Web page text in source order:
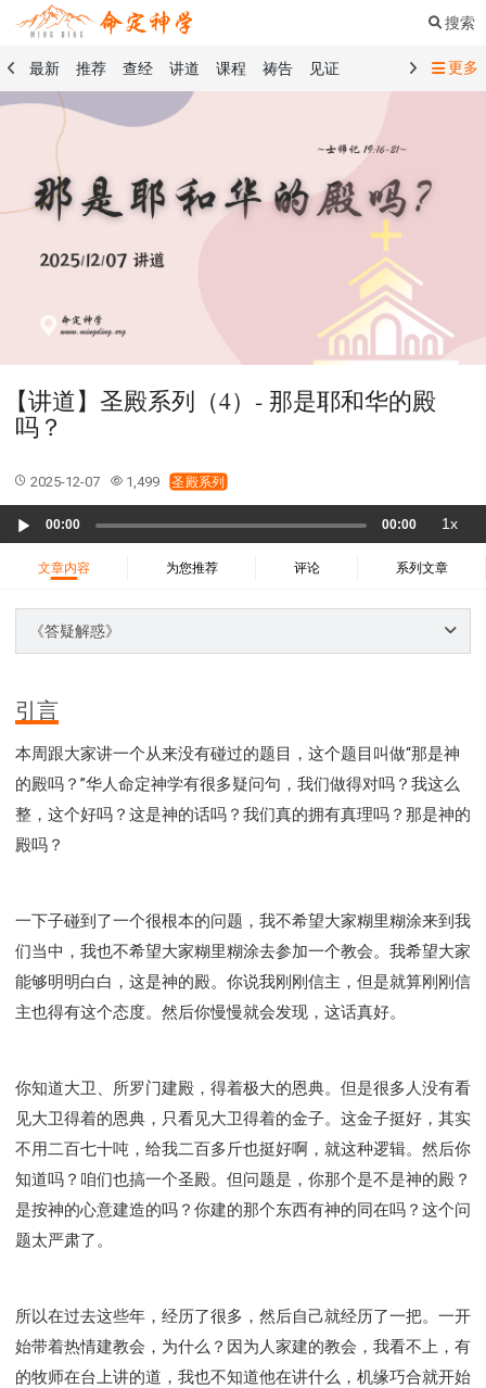
搜索
最新 推荐 查经 讲道 课程 祷告
见证
命定音乐
命定奉献
祷告精选
见证精选
洗礼礼文
圣餐礼文 01 创世记
02 出埃及记
07 士师记
08 路得记
15 以斯拉记
18 约伯记
19 诗篇
20 箴言 21 传道书
23 以赛亚书
25 耶利米哀歌
27 但以理书
28 何西阿书
29 约珥书
37 哈该书
38 撒迦利亚书
39 玛拉基书
40 马太福音
41 马可福音
42 路加福音
49 以弗所书
52 帖撒罗尼迦前书
53 帖撒罗尼迦后书
57 腓利门书
61 彼得后书
62 约翰一书
63 约翰二书
64 约翰三书
65 犹大书 66 启示录
圣经故事
神的愤怒系列
教会系列
智慧愚昧与狂妄
争战系列
管理系列
信仰根基系列 命定系列
建立荣耀教会
赶鬼系列
认识魔鬼的诡计
神所喜悦的人
彰显神愤怒的器皿
新时代基督教变革研讨会
神同在系列
传道者的言语
信心系列
耶稣基督的福音
智慧与悟性
从辖制中得自由
破除属世界的价值观
如何恢复神的形像
属灵人的好习惯
打开天上祝福的窗口
神迹系列
愚蠢系列
胜过撒但系列
得胜的性格
耶和华是我的牧者
谨慎系列
快乐地活着
恩典和真理系列
101课程 - 从寻求到信徒
102课程 - 医治释放中阶
103课程 - 圣经学习中阶
201课程 - 从信徒到门徒
301课程 - 领袖实操课程
302课程 - 新人接待
更多
【讲道】圣殿系列（4）- 那是耶和华的殿
吗？
2025-12-07 1,499 圣殿系列
Player
00:00 00:00 1x
文章内容 为您推荐 评论 系列文章
《答疑解惑》
引言
本周跟大家讲一个从来没有碰过的题目，这个题目叫做“那是神
的殿吗？”华人命定神学有很多疑问句，我们做得对吗？我这么
整，这个好吗？这是神的话吗？我们真的拥有真理吗？那是神的
殿吗？
一下子碰到了一个很根本的问题，我不希望大家糊里糊涂来到我
们当中，我也不希望大家糊里糊涂去参加一个教会。我希望大家
能够明明白白，这是神的殿。你说我刚刚信主，但是就算刚刚信
主也得有这个态度。然后你慢慢就会发现，这话真好。
你知道大卫、所罗门建殿，得着极大的恩典。但是很多人没有看
见大卫得着的恩典，只看见大卫得着的金子。这金子挺好，其实
不用二百七十吨，给我二百多斤也挺好啊，就这种逻辑。然后你
知道吗？咱们也搞一个圣殿。但问题是，你那个是不是神的殿？
是按神的心意建造的吗？你建的那个东西有神的同在吗？这个问
题太严肃了。
所以在过去这些年，经历了很多，然后自己就经历了一把。一开
始带着热情建教会，为什么？因为人家建的教会，我看不上，有
的牧师在台上讲的道，我也不知道他在讲什么，机缘巧合就开始